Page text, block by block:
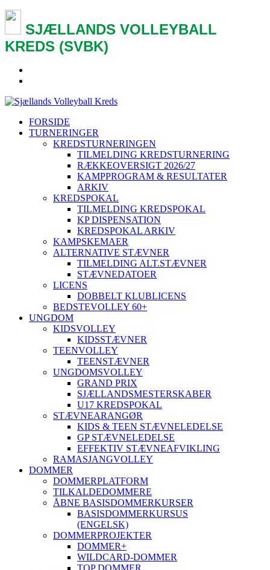
SJÆLLANDS VOLLEYBALL
KREDS (SVBK)
FORSIDE
TURNERINGER
KREDSTURNERINGEN
TILMELDING KREDSTURNERING
RÆKKEOVERSIGT 2026/27
KAMPPROGRAM & RESULTATER
ARKIV
KREDSPOKAL
TILMELDING KREDSPOKAL
KP DISPENSATION
KREDSPOKAL ARKIV
KAMPSKEMAER
ALTERNATIVE STÆVNER
TILMELDING ALT.STÆVNER
STÆVNEDATOER
LICENS
DOBBELT KLUBLICENS
BEDSTEVOLLEY 60+
UNGDOM
KIDSVOLLEY
KIDSSTÆVNER
TEENVOLLEY
TEENSTÆVNER
UNGDOMSVOLLEY
GRAND PRIX
SJÆLLANDSMESTERSKABER
U17 KREDSPOKAL
STÆVNEARANGØR
KIDS & TEEN STÆVNELEDELSE
GP STÆVNELEDELSE
EFFEKTIV STÆVNEAFVIKLING
RAMASJANGVOLLEY
DOMMER
DOMMERPLATFORM
TILKALDEDOMMERE
ÅBNE BASISDOMMERKURSER
BASISDOMMERKURSUS
(ENGELSK)
DOMMERPROJEKTER
DOMMER+
WILDCARD-DOMMER
TOP DOMMER